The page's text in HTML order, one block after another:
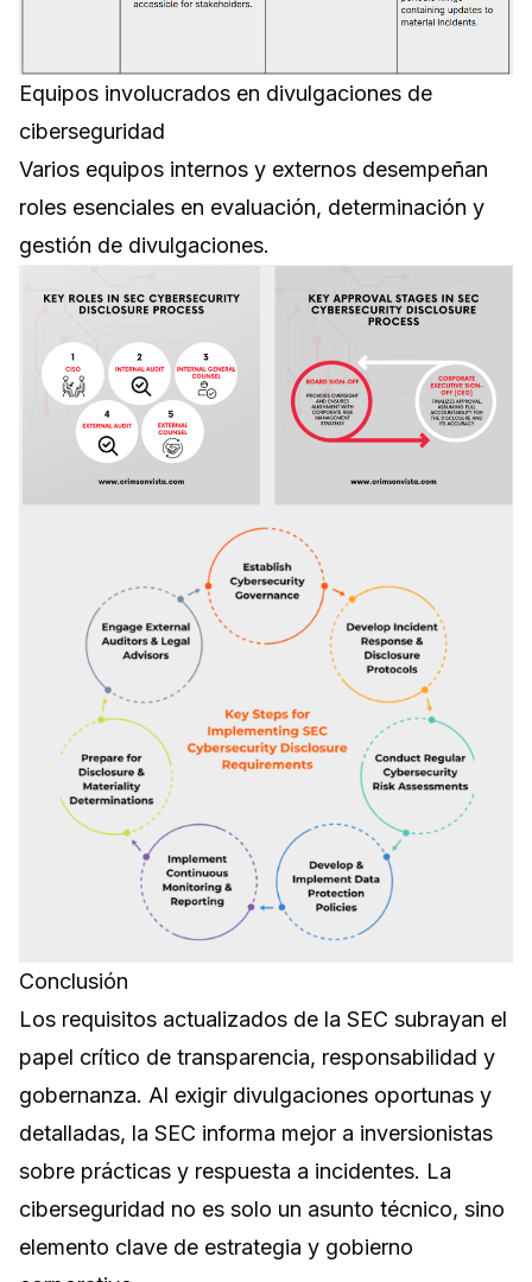
Equipos involucrados en divulgaciones de
ciberseguridad
Varios equipos internos y externos desempeñan
roles esenciales en evaluación, determinación y
gestión de divulgaciones.
Conclusión
Los requisitos actualizados de la SEC subrayan el
papel crítico de transparencia, responsabilidad y
gobernanza. Al exigir divulgaciones oportunas y
detalladas, la SEC informa mejor a inversionistas
sobre prácticas y respuesta a incidentes. La
ciberseguridad no es solo un asunto técnico, sino
elemento clave de estrategia y gobierno